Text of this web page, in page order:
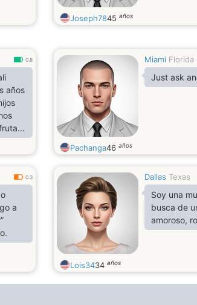
Joseph7845 años
0.8
años
una
en
Miami Florida
Just ask
Pachanga46 años
0.3
a
Dallas Texas
Soy una
busca de
amoroso,
Lois3434 años